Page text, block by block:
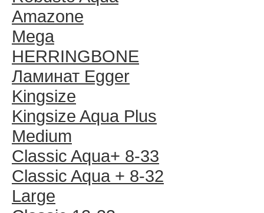
Amazone
Mega
HERRINGBONE
Ламинат Egger
Kingsize
Kingsize Aqua Plus
Medium
Classic Aqua+ 8-33
Classic Aqua + 8-32
Large